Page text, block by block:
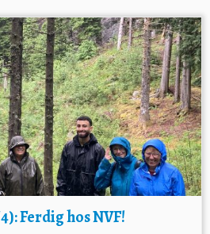
Ferdig hos NVF!